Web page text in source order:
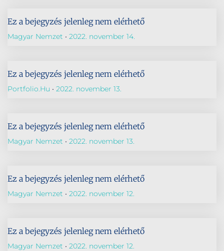
Ez a bejegyzés jelenleg nem elérhető
Magyar Nemzet 2022. november 14.
Ez a bejegyzés jelenleg nem elérhető
Portfolio.hu 2022. november 13.
Ez a bejegyzés jelenleg nem elérhető
Magyar Nemzet 2022. november 13.
Ez a bejegyzés jelenleg nem elérhető
Magyar Nemzet 2022. november 12.
Ez a bejegyzés jelenleg nem elérhető
Magyar Nemzet 2022. november 12.